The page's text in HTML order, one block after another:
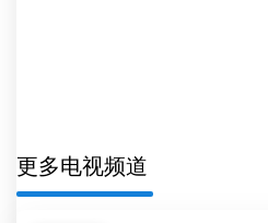
更多电视频道